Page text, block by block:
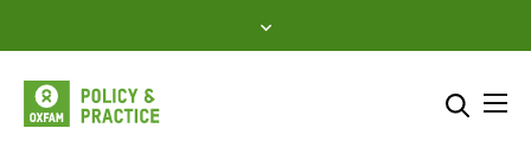
to
content